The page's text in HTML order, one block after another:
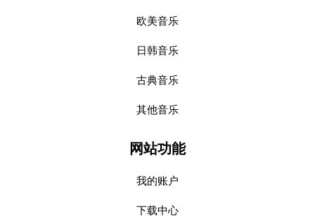
欧美音乐
日韩音乐
古典音乐
其他音乐
网站功能
我的账户
下载中心